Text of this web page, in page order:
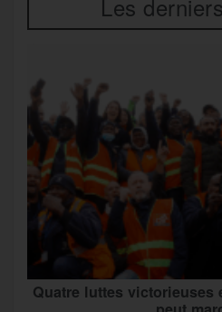
Les
Quatre luttes victorieuses